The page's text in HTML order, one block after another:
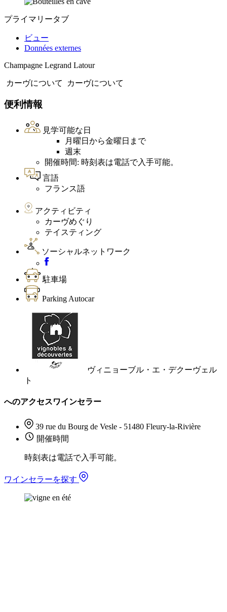
プライマリータブ
ビュー
Données externes
Champagne Legrand Latour
カーヴについて カーヴについて
便利情報
見学可能な日
月曜日から金曜日まで
週末
開催時間: 時刻表は電話で入手可能。
言語
フランス語
アクティビティ
カーヴめぐり
テイスティング
ソーシャルネットワーク
駐車場
Parking Autocar
ヴィニョーブル・エ・デクーヴェル
ト
へのアクセスワインセラー
39 rue du Bourg de Vesle - 51480 Fleury-la-Rivière
開催時間
時刻表は電話で入手可能。
ワインセラーを探す